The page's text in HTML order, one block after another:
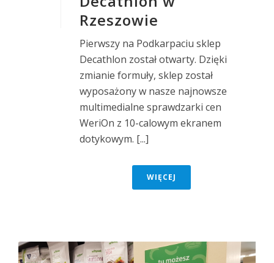
Rzeszowie
Pierwszy na Podkarpaciu sklep
Decathlon został otwarty. Dzięki
zmianie formuły, sklep został
wyposażony w nasze najnowsze
multimedialne sprawdzarki cen
WeriOn z 10-calowym ekranem
dotykowym. [...]
WIĘCEJ